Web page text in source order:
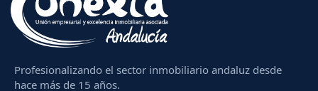
Profesionalizando el sector inmobiliario andaluz desde
hace más de 15 años.